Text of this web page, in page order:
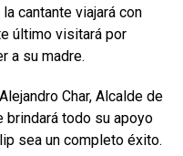
cantante viajará con
último visitará por
a su madre.
Char, Alcalde de
brindará todo su apoyo
sea un completo éxito.